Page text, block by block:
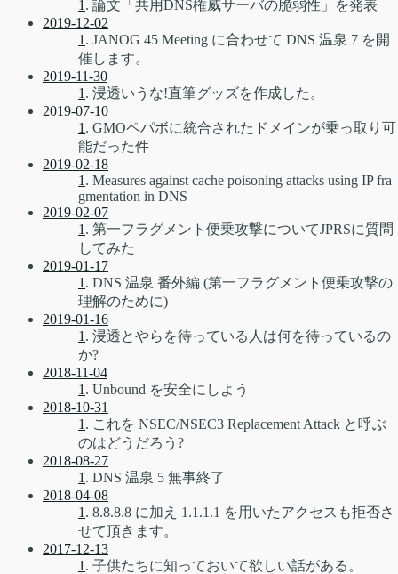
1 . 論文「共用DNS権威サーバの脆弱性」を発表
2019-12-02
1 . JANOG 45 Meeting に合わせて DNS 温泉 7 を開
催します。
2019-11-30
1 . 浸透いうな!直筆グッズを作成した。
2019-07-10
1 . GMOペパボに統合されたドメインが乗っ取り可
能だった件
2019-02-18
1 . Measures against cache poisoning attacks using IP fra
gmentation in DNS
2019-02-07
1 . 第一フラグメント便乗攻撃についてJPRSに質問
してみた
2019-01-17
1 . DNS 温泉 番外編 (第一フラグメント便乗攻撃の
理解のために)
2019-01-16
1 . 浸透とやらを待っている人は何を待っているの
か?
2018-11-04
1 . Unbound を安全にしよう
2018-10-31
1 . これを NSEC/NSEC3 Replacement Attack と呼ぶ
のはどうだろう?
2018-08-27
1 . DNS 温泉 5 無事終了
2018-04-08
1 . 8.8.8.8 に加え 1.1.1.1 を用いたアクセスも拒否さ
せて頂きます。
2017-12-13
1 . 子供たちに知っておいて欲しい話がある。